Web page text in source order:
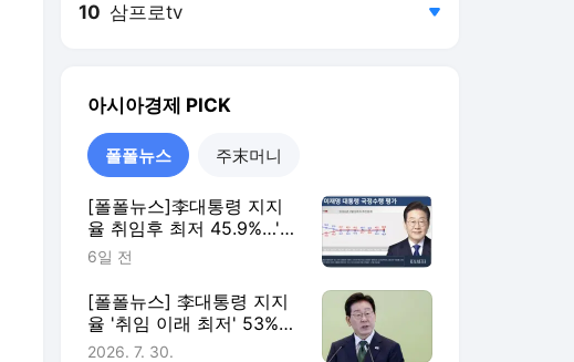
10 삼프로tv
아시아경제 PICK
폴폴뉴스 주末머니
[폴폴뉴스]李대통령 지지
율 취임후 최저 45.9%…'부
정평가, 긍정평가 앞서'
6일 전
[폴폴뉴스] 李대통령 지지
율 '취임 이래 최저' 53%…
민주 40%·국힘 21%
2026. 7. 30.